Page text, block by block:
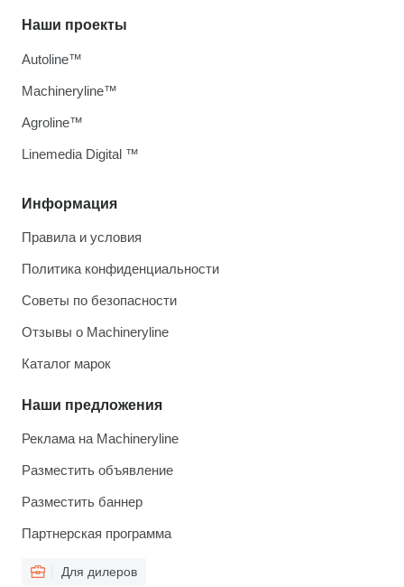
Информация
Правила и условия
Политика конфиденциальности
Советы по безопасности
Отзывы о Machineryline
Каталог марок
Наши предложения
Реклама на Machineryline
Разместить объявление
Разместить баннер
Партнерская программа
Для дилеров
Наши проекты
Autoline™
Machineryline™
Agroline™
Linemedia Digital ™